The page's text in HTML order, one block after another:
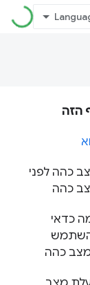
הזה
כהה לפני
כהה
כדאי
כהה